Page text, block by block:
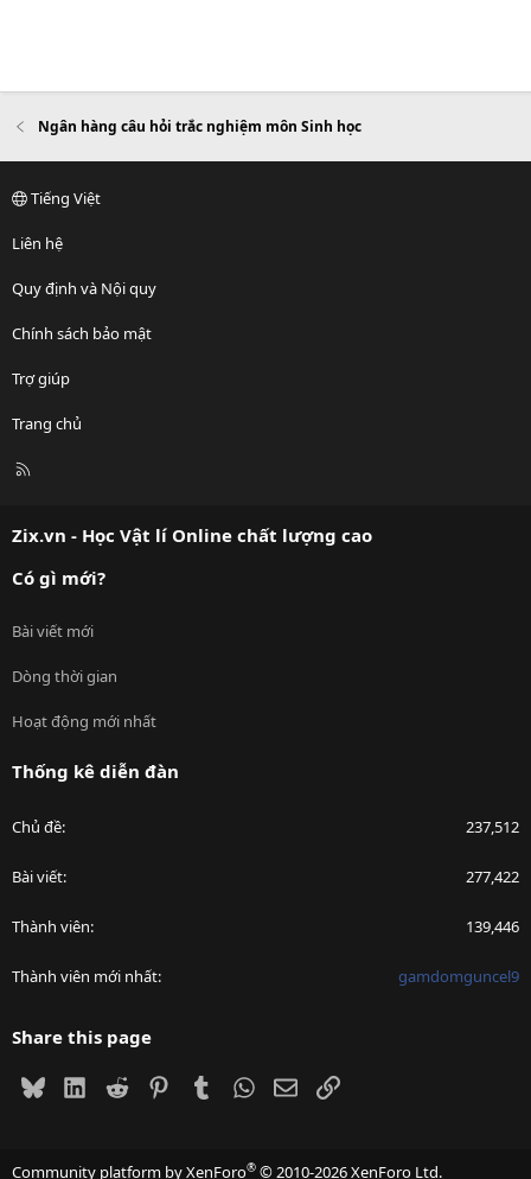
Ngân hàng câu hỏi trắc nghiệm môn Sinh học
Tiếng Việt
Liên hệ
Quy định và Nội quy
Chính sách bảo mật
Trợ giúp
Trang chủ
R
Zix.vn - Học Vật lí Online chất lượng cao
Có gì mới?
Bài viết mới
Dòng thời gian
Hoạt động mới nhất
Thống kê diễn đàn
Chủ đề 237,512
Bài viết 277,422
Thành viên 139,446
Thành viên mới nhất gamdomguncel9
Share this page
BlueskyLinkedIn
Reddit PinterestTumblrWhatsApp
EmailLink
Community platform by XenForo® © 2010-2026 XenForo Ltd.